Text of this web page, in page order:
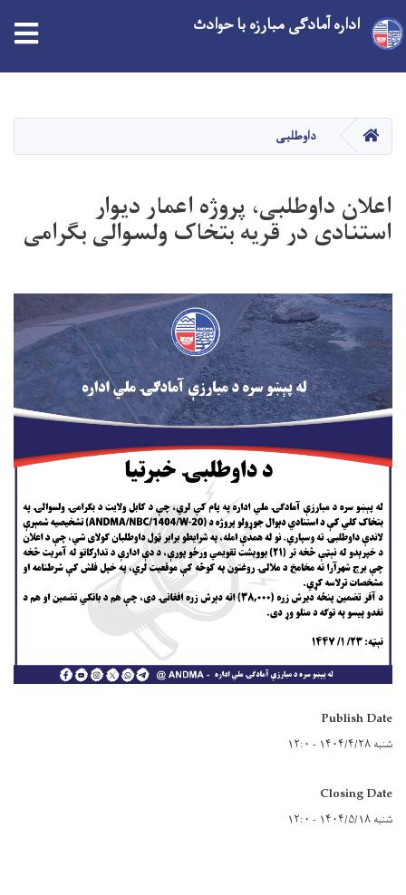
content
اداره آمادگی مبارزه با حوادث
HOME داوطلبی
اعلان داوطلبی، پروژه اعمار دیوار
استنادی در قریه بتخاک ولسوالی بگرامی
Publish Date
شنبه ۱۴۰۴/۴/۲۸ - ۱۲:۰
Closing Date
شنبه ۱۴۰۴/۵/۱۸ - ۱۲:۰